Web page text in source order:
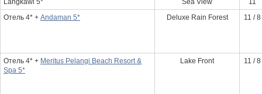
Langkawi 5* Sea View
11
Отель 4* + Andaman 5* Deluxe Rain Forest 11 / 8
Отель 4* + Meritus Pelangi Beach Resort &
Spa 5*
Lake Front 11 / 8